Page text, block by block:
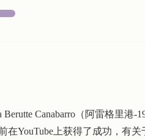
Canabarro（阿雷格里
在YouTube上获得了成功，有